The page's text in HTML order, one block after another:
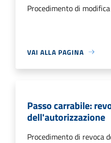
Procedimento di
VAI ALLA PAGINA
Passo carrabile:
dell'autorizzazione
Procedimento di revoca